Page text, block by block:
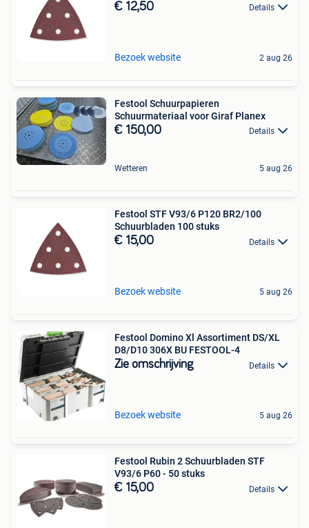
€ 12,50 Details
Bezoek website 2 aug 26
Festool Schuurpapieren
Schuurmateriaal voor Giraf Planex
€ 150,00 Details
Wetteren 5 aug 26
Festool STF V93/6 P120 BR2/100
Schuurbladen 100 stuks
€ 15,00 Details
Bezoek website 5 aug 26
Festool Domino Xl Assortiment DS/XL
D8/D10 306X BU FESTOOL-4
Zie omschrijving Details
Bezoek website 5 aug 26
Festool Rubin 2 Schuurbladen STF
V93/6 P60 - 50 stuks
€ 15,00 Details